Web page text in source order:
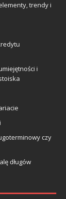
trendy i
i
czy
długów